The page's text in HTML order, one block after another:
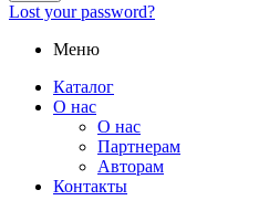
Lost your password?
Меню
Каталог
О нас
О нас
Партнерам
Авторам
Контакты